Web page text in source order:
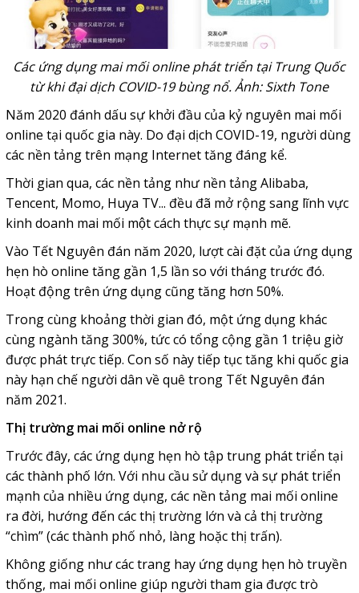
Các ứng dụng mai mối online phát triển tại Trung Quốc
từ khi đại dịch COVID-19 bùng nổ. Ảnh: Sixth Tone
Năm 2020 đánh dấu sự khởi đầu của kỷ nguyên mai mối
online tại quốc gia này. Do đại dịch COVID-19, người dùng
các nền tảng trên mạng Internet tăng đáng kể.
Thời gian qua, các nền tảng như nền tảng Alibaba,
Tencent, Momo, Huya TV... đều đã mở rộng sang lĩnh vực
kinh doanh mai mối một cách thực sự mạnh mẽ.
Vào Tết Nguyên đán năm 2020, lượt cài đặt của ứng dụng
hẹn hò online tăng gần 1,5 lần so với tháng trước đó.
Hoạt động trên ứng dụng cũng tăng hơn 50%.
Trong cùng khoảng thời gian đó, một ứng dụng khác
cùng ngành tăng 300%, tức có tổng cộng gần 1 triệu giờ
được phát trực tiếp. Con số này tiếp tục tăng khi quốc gia
này hạn chế người dân về quê trong Tết Nguyên đán
năm 2021.
Thị trường mai mối online nở rộ
Trước đây, các ứng dụng hẹn hò tập trung phát triển tại
các thành phố lớn. Với nhu cầu sử dụng và sự phát triển
mạnh của nhiều ứng dụng, các nền tảng mai mối online
ra đời, hướng đến các thị trường lớn và cả thị trường
“chìm” (các thành phố nhỏ, làng hoặc thị trấn).
Không giống như các trang hay ứng dụng hẹn hò truyền
thống, mai mối online giúp người tham gia được trò